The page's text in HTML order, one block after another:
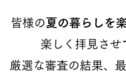
皆様の夏の暮らしを
楽しく拝見させ
厳選な審査の結果、